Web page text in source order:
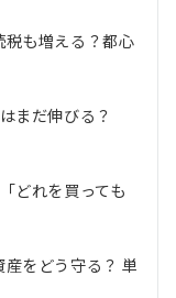
税も増える？都心
まだ伸びる？
どれを買っても
をどう守る？ 単